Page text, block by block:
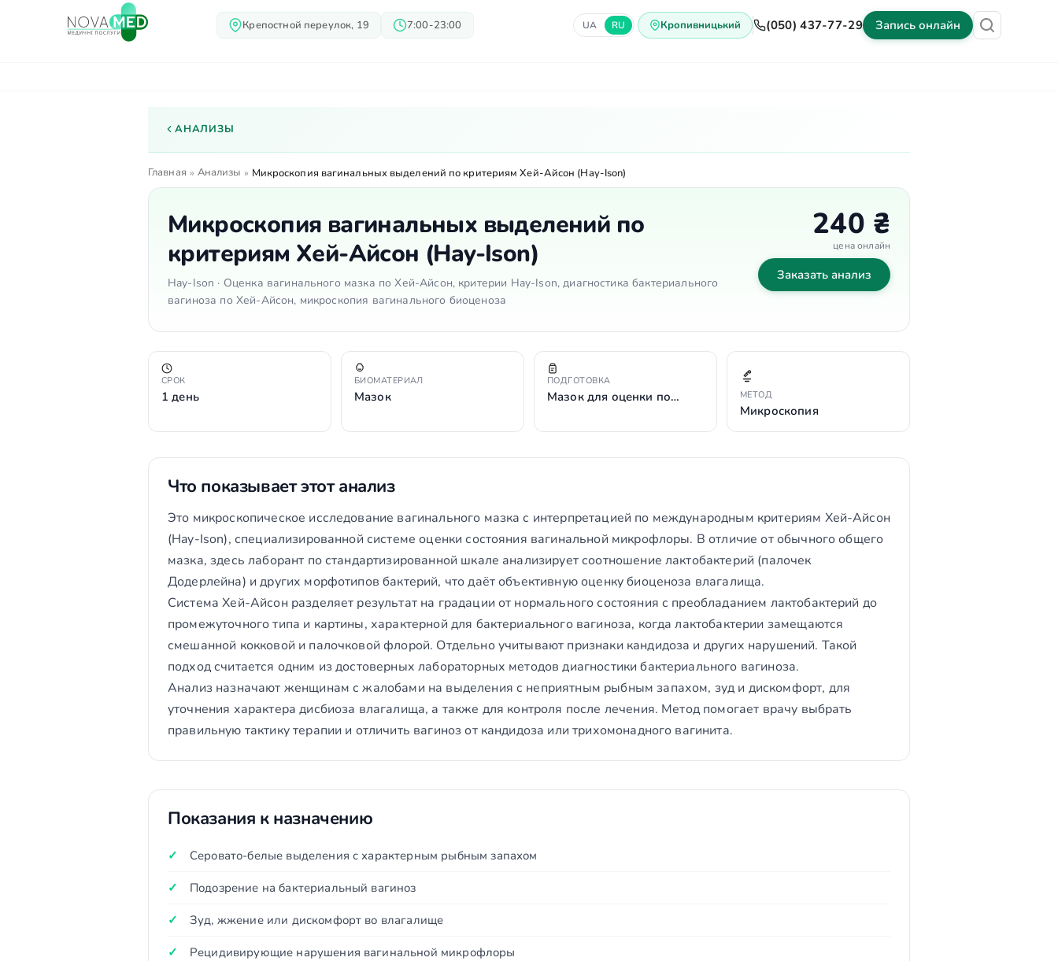
Крепостной переулок, 19 7:00-23:00 UA RU Кропивницький (050) 437-77-29 Запись онлайн
АНАЛИЗЫ
Главная » Анализы » Микроскопия вагинальных выделений по критериям Хей-Айсон (Hay-Ison)
Микроскопия вагинальных выделений по
критериям Хей-Айсон (Hay-Ison)
Hay-Ison · Оценка вагинального мазка по Хей-Айсон, критерии Hay-Ison, диагностика бактериального
вагиноза по Хей-Айсон, микроскопия вагинального биоценоза
240 ₴
цена онлайн
Заказать анализ
СРОК
1 день
БИОМАТЕРИАЛ
Мазок
ПОДГОТОВКА
Мазок для оценки по… МЕТОД
Микроскопия
Что показывает этот анализ
Это микроскопическое исследование вагинального мазка с интерпретацией по международным критериям Хей-Айсон
(Hay-Ison), специализированной системе оценки состояния вагинальной микрофлоры. В отличие от обычного общего
мазка, здесь лаборант по стандартизированной шкале анализирует соотношение лактобактерий (палочек
Додерлейна) и других морфотипов бактерий, что даёт объективную оценку биоценоза влагалища.
Система Хей-Айсон разделяет результат на градации от нормального состояния с преобладанием лактобактерий до
промежуточного типа и картины, характерной для бактериального вагиноза, когда лактобактерии замещаются
смешанной кокковой и палочковой флорой. Отдельно учитывают признаки кандидоза и других нарушений. Такой
подход считается одним из достоверных лабораторных методов диагностики бактериального вагиноза.
Анализ назначают женщинам с жалобами на выделения с неприятным рыбным запахом, зуд и дискомфорт, для
уточнения характера дисбиоза влагалища, а также для контроля после лечения. Метод помогает врачу выбрать
правильную тактику терапии и отличить вагиноз от кандидоза или трихомонадного вагинита.
Показания к назначению
Серовато-белые выделения с характерным рыбным запахом
Подозрение на бактериальный вагиноз
Зуд, жжение или дискомфорт во влагалище
Рецидивирующие нарушения вагинальной микрофлоры